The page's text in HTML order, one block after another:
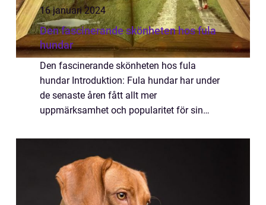
16 januari 2024
Den fascinerande skönheten hos fula
hundar
Den fascinerande skönheten hos fula
hundar Introduktion: Fula hundar har under
de senaste åren fått allt mer
uppmärksamhet och popularitet för sin
Denna artikel kommer att ge en grundlig
översikt över fenomenet ...